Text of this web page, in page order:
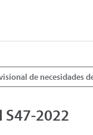
de necesidades
S47-2022